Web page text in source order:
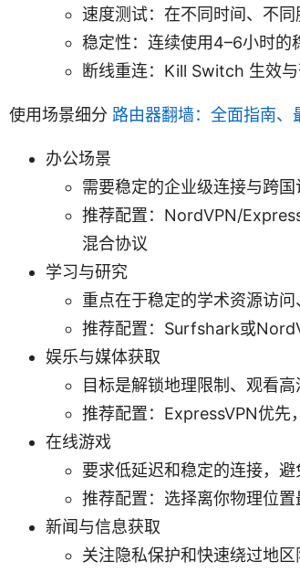
速度测试：在不同时间、不
稳定性：连续使用4–6小时的
断线重连：Kill Switch 生效
使用场景细分 路由器翻墙：全面指南、
办公场景
需要稳定的企业级连接与跨
推荐配置：NordVPN/
混合协议
学习与研究
重点在于稳定的学术资源访
推荐配置：Surfshark或
娱乐与媒体获取
目标是解锁地理限制、观看高
推荐配置：ExpressVPN优先
在线游戏
要求低延迟和稳定的连接，避
推荐配置：选择离你物理位
新闻与信息获取
关注隐私保护和快速绕过地区